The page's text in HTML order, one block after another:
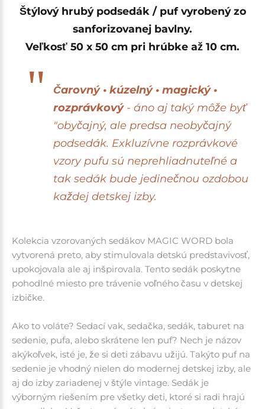
Štýlový hrubý podsedák / puf vyrobený zo
sanforizovanej bavlny.
Veľkosť 50 x 50 cm pri hrúbke až 10 cm.
Čarovný • kúzelný • magický •
rozprávkový- áno aj taký môže byť
"obyčajný, ale predsa neobyčajný
podsedák. Exkluzívne rozprávkové
vzory pufu sú neprehliadnuteľné a
tak sedák bude jedinečnou ozdobou
každej detskej izby.
Kolekcia vzorovaných sedákov MAGIC WORD bola
vytvorená preto, aby stimulovala detskú predstavivosť,
upokojovala ale aj inšpirovala. Tento sedák poskytne
pohodlné miesto pre trávenie voľného času v detskej
izbičke.
Ako to voláte? Sedací vak, sedačka, sedák, taburet na
sedenie, pufa, alebo skrátene len puf? Nech je názov
akýkoľvek, isté je, že si deti zábavu užijú. Takýto puf na
sedenie je vhodný nielen do modernej detskej izby, ale
aj do izby zariadenej v štýle vintage. Sedák je
výborným riešením pre všetky deti, ktoré si radi hrajú